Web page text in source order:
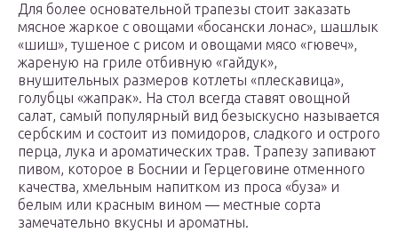
Для более основательной трапезы стоит заказать
мясное жаркое с овощами «босански лонас», шашлык
«шиш», тушеное с рисом и овощами мясо «гювеч»,
жареную на гриле отбивную «гайдук»,
внушительных размеров котлеты «плескавица»,
голубцы «жапрак». На стол всегда ставят овощной
салат, самый популярный вид безыскусно называется
сербским и состоит из помидоров, сладкого и острого
перца, лука и ароматических трав. Трапезу запивают
пивом, которое в Боснии и Герцеговине отменного
качества, хмельным напитком из проса «буза» и
белым или красным вином — местные сорта
замечательно вкусны и ароматны.